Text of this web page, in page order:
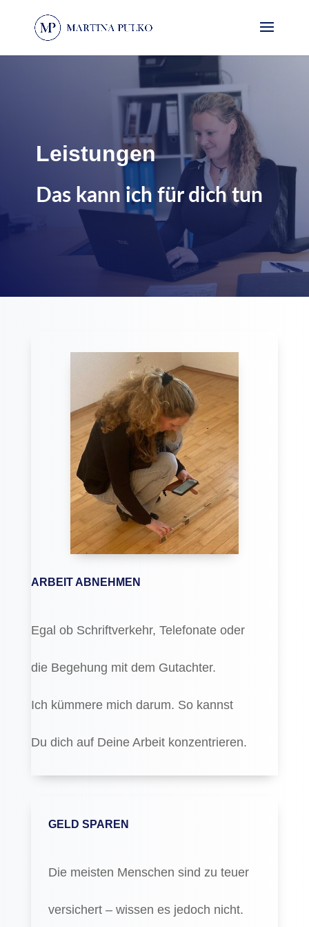
Leistungen
Das kann ich für dich tun
ARBEIT ABNEHMEN
Egal ob Schriftverkehr, Telefonate oder
die Begehung mit dem Gutachter.
Ich kümmere mich darum. So kannst
Du dich auf Deine Arbeit konzentrieren.
GELD SPAREN
Die meisten Menschen sind zu teuer
versichert – wissen es jedoch nicht.